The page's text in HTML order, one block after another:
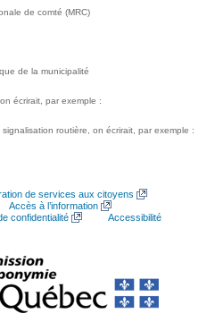
de comté (MRC)
de la municipalité
écrirait, par exemple :
routière, on écrirait, par exemple :
de services aux citoyens
Accès à l’information
confidentialité
Accessibilité